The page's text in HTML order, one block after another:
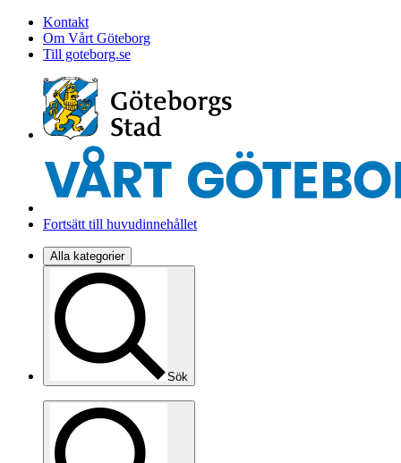
Kontakt
Om Vårt Göteborg
Till goteborg.se
Fortsätt till huvudinnehållet
Alla kategorier
Sök